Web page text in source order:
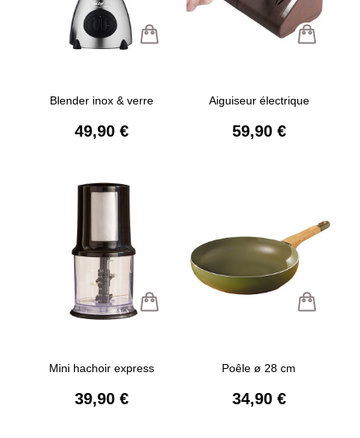
Blender inox & verre
49,90 €
Aiguiseur électrique
59,90 €
Mini hachoir express
39,90 €
Poêle ø 28 cm
34,90 €